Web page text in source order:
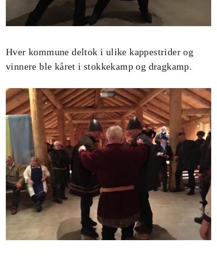
Hver kommune deltok i ulike kappestrider og
vinnere ble kåret i stokkekamp og dragkamp.